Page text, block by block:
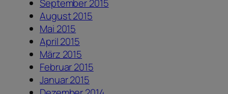
September 2015
August 2015
Mai 2015
April 2015
März 2015
Februar 2015
Januar 2015